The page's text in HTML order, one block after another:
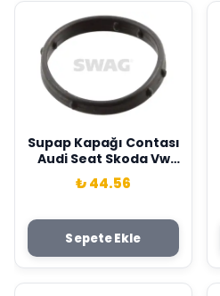
Dpca Graf 05E121111K-
05E121006F
Supap Kapağı Contası
Audi Seat Skoda Vw
Swag 03C103196
₺ 44.56
Sepete Ekle